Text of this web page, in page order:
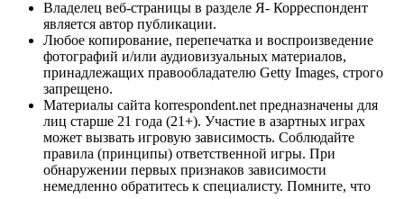
Владелец веб-страницы в разделе Я- Корреспондент
является автор публикации.
Любое копирование, перепечатка и воспроизведение
фотографий и/или аудиовизуальных материалов,
принадлежащих правообладателю Getty Images, строго
запрещено.
Материалы сайта korrespondent.net предназначены для
лиц старше 21 года (21+). Участие в азартных играх
может вызвать игровую зависимость. Соблюдайте
правила (принципы) ответственной игры. При
обнаружении первых признаков зависимости
немедленно обратитесь к специалисту. Помните, что